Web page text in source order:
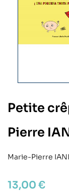
Petite
Pierre
Marie-Pierre
13,00 €